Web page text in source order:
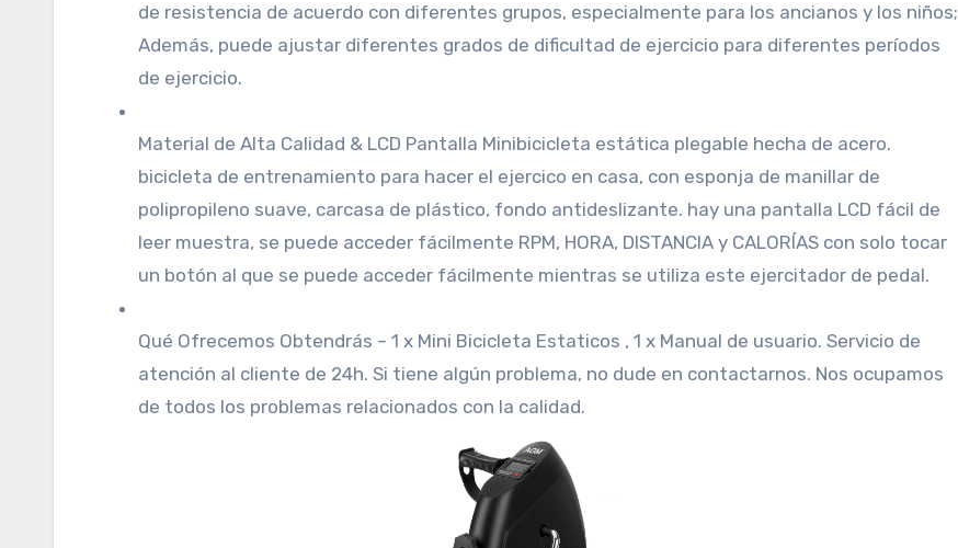
de resistencia de acuerdo con diferentes grupos, especialmente para los ancianos y los niños;
Además, puede ajustar diferentes grados de dificultad de ejercicio para diferentes períodos
de ejercicio.
Material de Alta Calidad & LCD Pantalla Minibicicleta estática plegable hecha de acero.
bicicleta de entrenamiento para hacer el ejercico en casa, con esponja de manillar de
polipropileno suave, carcasa de plástico, fondo antideslizante. hay una pantalla LCD fácil de
leer muestra, se puede acceder fácilmente RPM, HORA, DISTANCIA y CALORÍAS con solo tocar
un botón al que se puede acceder fácilmente mientras se utiliza este ejercitador de pedal.
Qué Ofrecemos Obtendrás – 1 x Mini Bicicleta Estaticos , 1 x Manual de usuario. Servicio de
atención al cliente de 24h. Si tiene algún problema, no dude en contactarnos. Nos ocupamos
de todos los problemas relacionados con la calidad.